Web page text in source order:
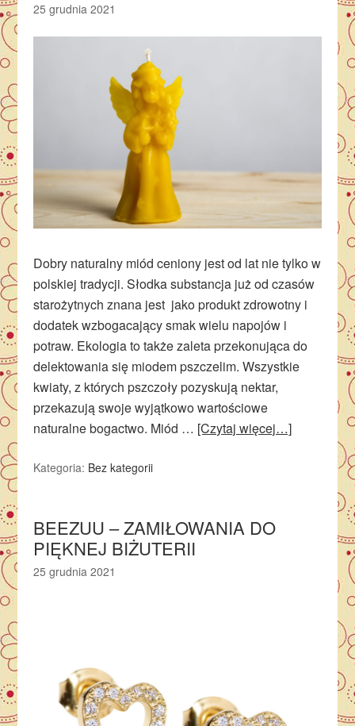
25 grudnia 2021
Dobry naturalny miód ceniony jest od lat nie tylko w
polskiej tradycji. Słodka substancja już od czasów
starożytnych znana jest jako produkt zdrowotny i
dodatek wzbogacający smak wielu napojów i
potraw. Ekologia to także zaleta przekonująca do
delektowania się miodem pszczelim. Wszystkie
kwiaty, z których pszczoły pozyskują nektar,
przekazują swoje wyjątkowo wartościowe
naturalne bogactwo. Miód … [Czytaj więcej…]
Kategoria: Bez kategorii
BEEZUU – ZAMIŁOWANIA DO
PIĘKNEJ BIŻUTERII
25 grudnia 2021